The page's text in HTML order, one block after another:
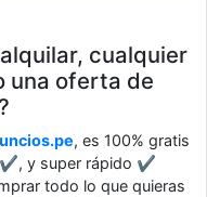
cualquier
una oferta de
, es 100% gratis
y super rápido ✔
todo lo que quieras